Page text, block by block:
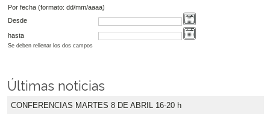
Por fecha (formato: dd/mm/aaaa)
Desde
hasta
Se deben rellenar los dos campos
Últimas noticias
CONFERENCIAS MARTES 8 DE ABRIL 16-20 h